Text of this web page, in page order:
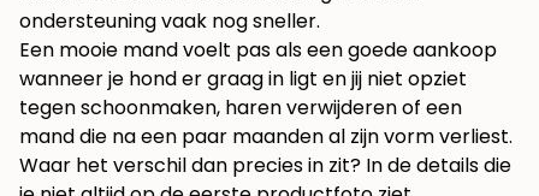
ondersteuning vaak nog sneller.
Een mooie mand voelt pas als een goede aankoop
wanneer je hond er graag in ligt en jij niet opziet
tegen schoonmaken, haren verwijderen of een
mand die na een paar maanden al zijn vorm verliest.
Waar het verschil dan precies in zit? In de details die